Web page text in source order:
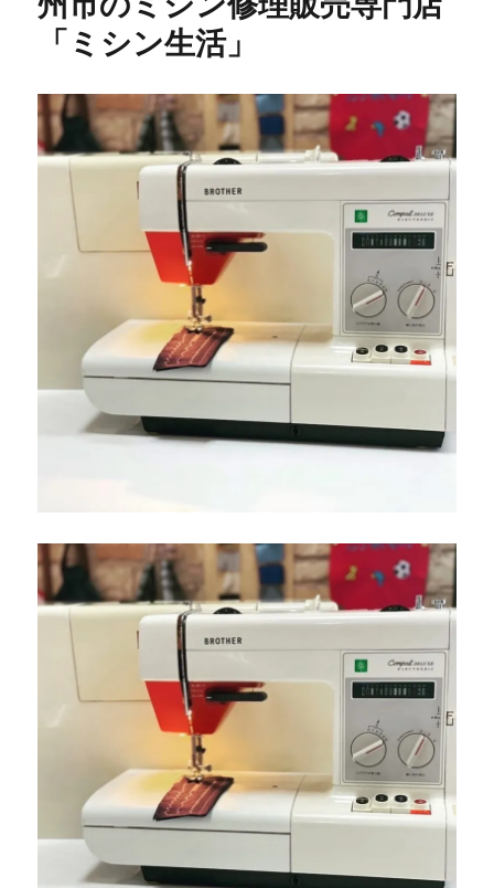
ン
の
修
調
☆
遠
賀
郡
岡
客
様
り
預
か
致
ま
し
た
州
市
の
「ミシン生活」